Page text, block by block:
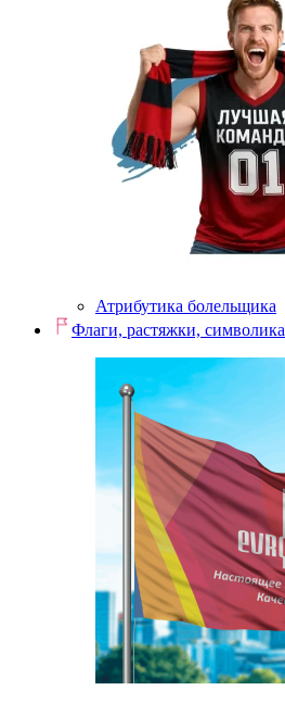
Атрибутика болельщика
Флаги, растяжки, символика